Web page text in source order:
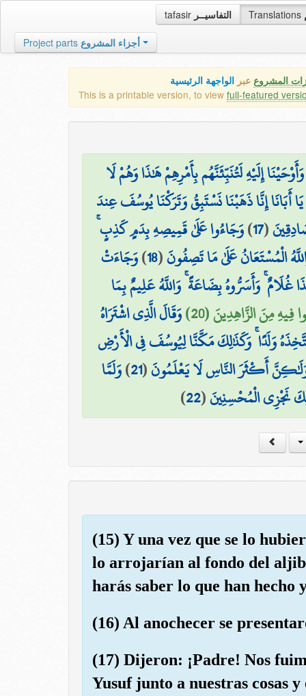
tafasir التفاسيــر Translations
Project parts أجزاء المشروع
المشروع عبر الواجهة الرئيسية
This is a printable version, to view full-featured
إِلَيْهِ لَتُنَبِّئَنَّهُم بِأَمْرِهِمْ هَٰذَا وَهُمْ لَا
يَا أَبَانَا إِنَّا ذَهَبْنَا نَسْتَبِقُ وَتَرَكْنَا يُوسُفَ عِندَ
(
17
)وَجَاءُوا عَلَىٰ قَمِيصِهِ بِدَمٍ كَذِبٍ ۚ
الْمُسْتَعَانُ عَلَىٰ مَا تَصِفُونَ(
18
)وَجَاءَتْ
غُلَامٌ ۚ وَأَسَرُّوهُ بِضَاعَةً ۚ وَاللَّهُ عَلِيمٌ بِمَا
مِنَ الزَّاهِدِينَ (20)
وَقَالَ الَّذِي اشْتَرَاهُ
وَلَدًا ۚ وَكَذَٰلِكَ مَكَّنَّا لِيُوسُفَ فِي الْأَرْضِ
وَلَٰكِنَّ أَكْثَرَ النَّاسِ لَا يَعْلَمُونَ(
21
)وَلَمَّا
نَجْزِي الْمُحْسِنِينَ(
22
)
(15) Y una vez que se lo
lo arrojarían al fondo del
harás saber lo que han hecho
(16) Al anochecer se
(17) Dijeron: ¡Padre! Nos
Yusuf junto a nuestras cosas